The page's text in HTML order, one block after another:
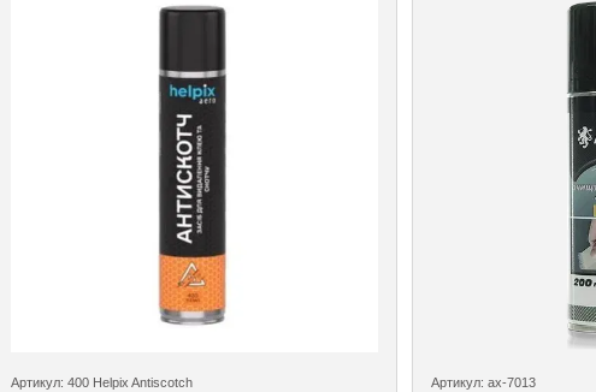
Артикул: 400 Helpix Antiscotch Артикул: ax-7013